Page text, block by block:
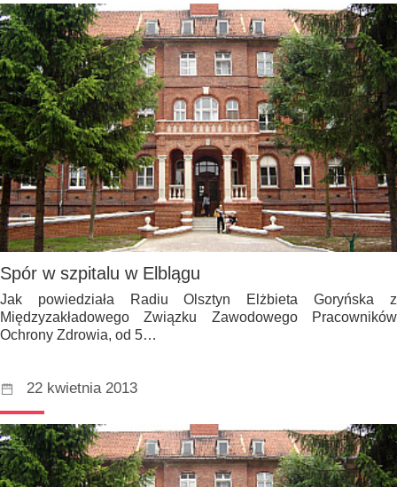
Spór w szpitalu w Elblągu
Jak powiedziała Radiu Olsztyn Elżbieta Goryńska z
Międzyzakładowego Związku Zawodowego Pracowników
Ochrony Zdrowia, od 5…
22 kwietnia 2013